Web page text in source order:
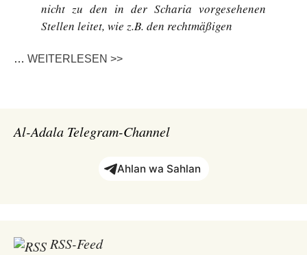
nicht zu den in der Scharia vorgesehenen
Stellen leitet, wie z.B. den rechtmäßigen
… WEITERLESEN >>
Al-Adala Telegram-Channel
Ahlan wa Sahlan
RSS-Feed